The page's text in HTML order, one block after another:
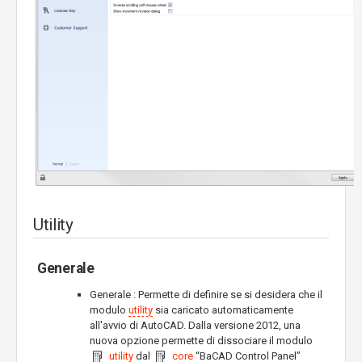
Utility
Generale
Generale : Permette di definire se si desidera che il
modulo utility sia caricato automaticamente
all'avvio di AutoCAD. Dalla versione 2012, una
nuova opzione permette di dissociare il modulo
utility dal core “BaCAD Control Panel”